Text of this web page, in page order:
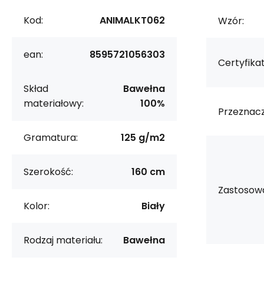
Kod: ANIMALKT062
ean: 8595721056303
Skład
materiałowy:
Bawełna
100%
Gramatura: 125 g/m2
Szerokość: 160 cm
Kolor: Biały
Rodzaj materiału: Bawełna
Wzór: